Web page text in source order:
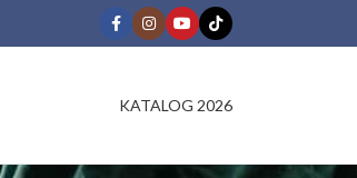
KATALOG 2026